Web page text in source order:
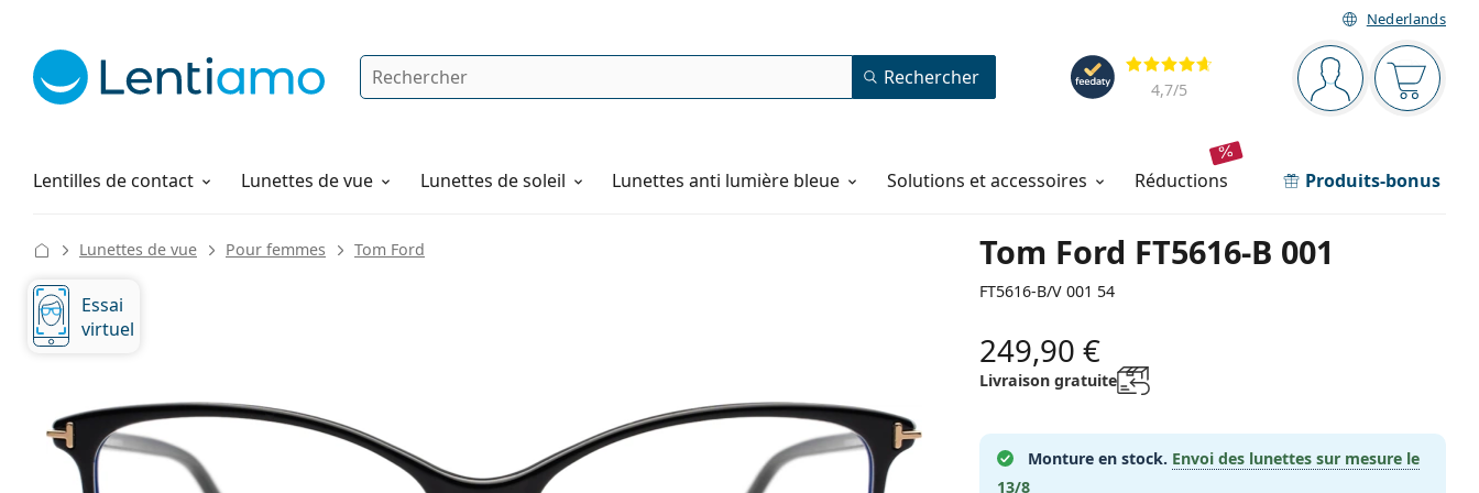
Nederlands
Barre de navigation
Vous êtesVotre
Évaluation
4,7/5
Rechercher Rechercher
Lentilles de contact
Solutions Lunettes de vue Lunettes de soleil Lunettes anti lumière bleue Solutions et accessoires réductions Produits-bonus
Comment commander
Tom Ford FT5616-B 001
FT5616-B/V 001 54
Lunettes de vue Pour femmes Tom Ford
Essai
virtuel
249,90 €
Livraison gratuite
Monture en stock. Envoi des lunettes sur mesure le
13/8